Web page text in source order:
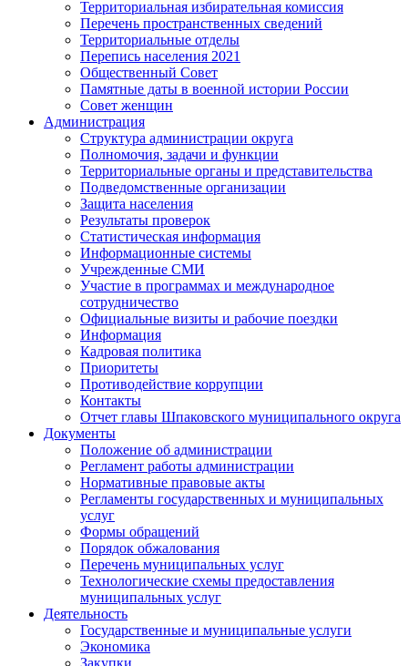
Территориальная избирательная комиссия
Перечень пространственных сведений
Территориальные отделы
Перепись населения 2021
Общественный Совет
Памятные даты в военной истории России
Совет женщин
Администрация
Структура администрации округа
Полномочия, задачи и функции
Территориальные органы и представительства
Подведомственные организации
Защита населения
Результаты проверок
Статистическая информация
Информационные системы
Учрежденные СМИ
Участие в программах и международное
сотрудничество
Официальные визиты и рабочие поездки
Информация
Кадровая политика
Приоритеты
Противодействие коррупции
Контакты
Отчет главы Шпаковского муниципального округа
Документы
Положение об администрации
Регламент работы администрации
Нормативные правовые акты
Регламенты государственных и муниципальных
услуг
Формы обращений
Порядок обжалования
Перечень муниципальных услуг
Технологические схемы предоставления
муниципальных услуг
Деятельность
Государственные и муниципальные услуги
Экономика
Закупки